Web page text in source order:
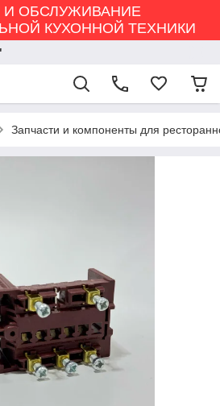
И ОБСЛУЖИВАНИЕ
КУХОННОЙ ТЕХНИКИ
Запчасти и компоненты для